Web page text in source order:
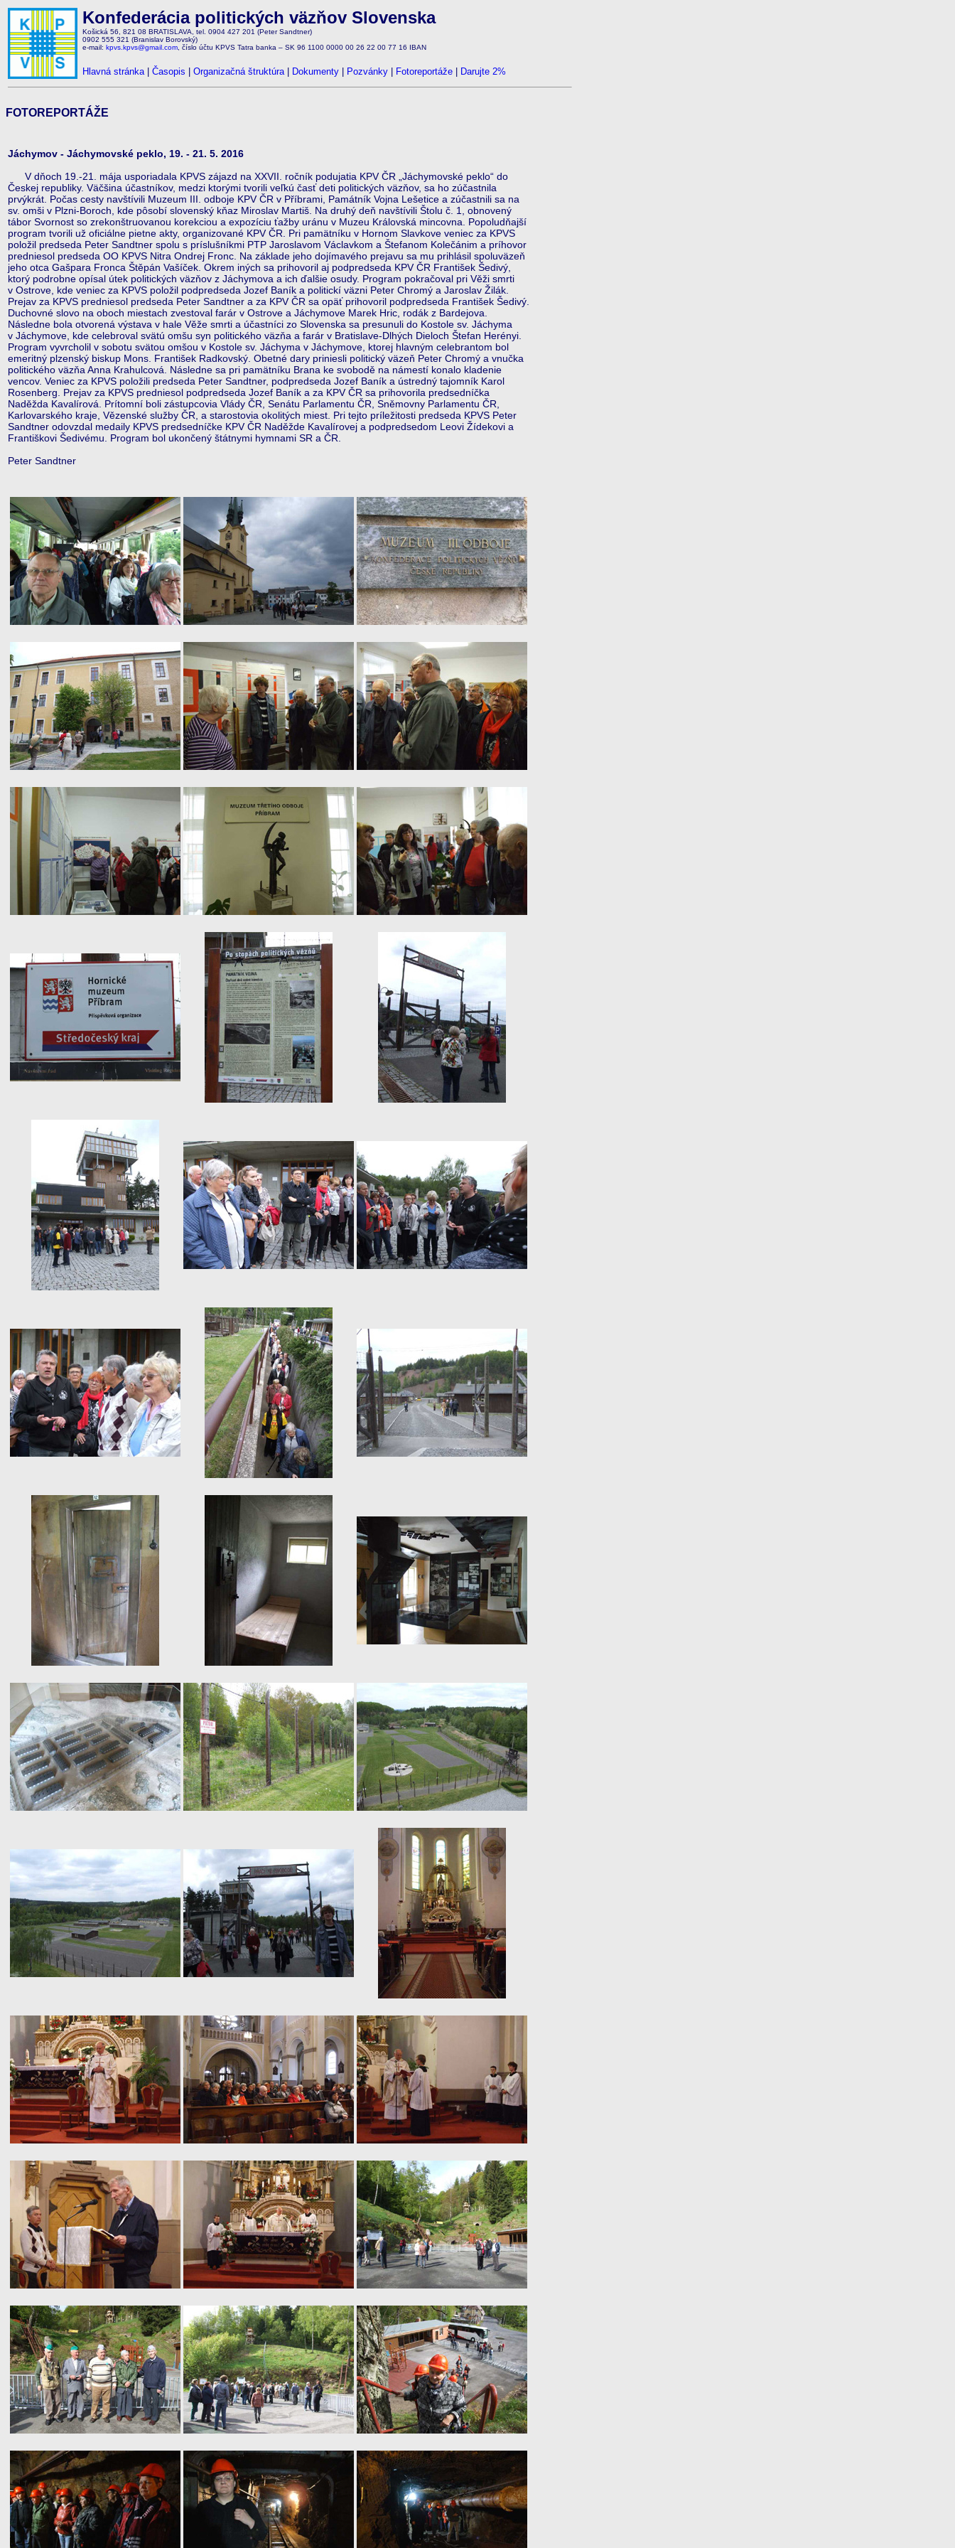
Konfederácia politických väzňov Slovenska
Košická 56, 821 08 BRATISLAVA, tel. 0904 427 201 (Peter Sandtner)
0902 555 321 (Branislav Borovský)
e-mail: kpvs.kpvs@gmail.com , číslo účtu KPVS Tatra banka – SK 96 1100 0000 00 26 22 00 77 16 IBAN
Hlavná stránka| Časopis Organizačná štruktúra| Dokumenty Pozvánky Fotoreportáže Darujte 2%
FOTOREPORTÁŽE
Jáchymov - Jáchymovské peklo, 19. - 21. 5. 2016
V dňoch 19.-21. mája usporiadala KPVS zájazd na XXVII. ročník podujatia KPV ČR „Jáchymovské peklo“ do
Českej republiky. Väčšina účastníkov, medzi ktorými tvorili veľkú časť deti politických väzňov, sa ho zúčastnila
prvýkrát. Počas cesty navštívili Muzeum III. odboje KPV ČR v Příbrami, Památník Vojna Lešetice a zúčastnili sa na
sv. omši v Plzni-Boroch, kde pôsobí slovenský kňaz Miroslav Martiš. Na druhý deň navštívili Štolu č. 1, obnovený
tábor Svornost so zrekonštruovanou korekciou a expozíciu ťažby uránu v Muzeu Královská mincovna. Popoludňajší
program tvorili už oficiálne pietne akty, organizované KPV ČR. Pri pamätníku v Hornom Slavkove veniec za KPVS
položil predseda Peter Sandtner spolu s príslušníkmi PTP Jaroslavom Václavkom a Štefanom Kolečánim a príhovor
predniesol predseda OO KPVS Nitra Ondrej Fronc. Na základe jeho dojímavého prejavu sa mu prihlásil spoluväzeň
jeho otca Gašpara Fronca Štěpán Vašíček. Okrem iných sa prihovoril aj podpredseda KPV ČR František Šedivý,
ktorý podrobne opísal útek politických väzňov z Jáchymova a ich ďalšie osudy. Program pokračoval pri Věži smrti
v Ostrove, kde veniec za KPVS položil podpredseda Jozef Baník a politickí väzni Peter Chromý a Jaroslav Žilák.
Prejav za KPVS predniesol predseda Peter Sandtner a za KPV ČR sa opäť prihovoril podpredseda František Šedivý.
Duchovné slovo na oboch miestach zvestoval farár v Ostrove a Jáchymove Marek Hric, rodák z Bardejova.
Následne bola otvorená výstava v hale Věže smrti a účastníci zo Slovenska sa presunuli do Kostole sv. Jáchyma
v Jáchymove, kde celebroval svätú omšu syn politického väzňa a farár v Bratislave-Dlhých Dieloch Štefan Herényi.
Program vyvrcholil v sobotu svätou omšou v Kostole sv. Jáchyma v Jáchymove, ktorej hlavným celebrantom bol
emeritný plzenský biskup Mons. František Radkovský. Obetné dary priniesli politický väzeň Peter Chromý a vnučka
politického väzňa Anna Krahulcová. Následne sa pri pamätníku Brana ke svobodě na námestí konalo kladenie
vencov. Veniec za KPVS položili predseda Peter Sandtner, podpredseda Jozef Baník a ústredný tajomník Karol
Rosenberg. Prejav za KPVS predniesol podpredseda Jozef Baník a za KPV ČR sa prihovorila predsedníčka
Naděžda Kavalírová. Prítomní boli zástupcovia Vlády ČR, Senátu Parlamentu ČR, Sněmovny Parlamentu ČR,
Karlovarského kraje, Vězenské služby ČR, a starostovia okolitých miest. Pri tejto príležitosti predseda KPVS Peter
Sandtner odovzdal medaily KPVS predsedníčke KPV ČR Naděžde Kavalírovej a podpredsedom Leovi Žídekovi a
Františkovi Šedivému. Program bol ukončený štátnymi hymnami SR a ČR.
Peter Sandtner